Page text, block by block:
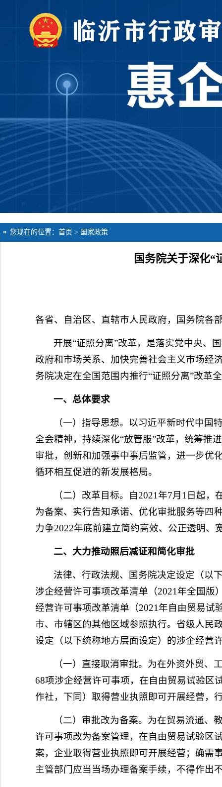
您现在的位置： 首页 > 国家政策
国务院关于深化“
各省、自治区、直辖市人民政府，国务院各
开展“证照分离”改革，是落实党中央、
政府和市场关系、加快完善社会主义市场经
务院决定在全国范围内推行“证照分离”改革
一、总体要求
（一）指导思想。以习近平新时代中
全会精神，持续深化“放管服”改革，统筹推
审批，创新和加强事中事后监管，进一步优
循环相互促进的新发展格局。
（二）改革目标。自2021年7月1日起
为备案、实行告知承诺、优化审批服务等四
力争2022年底前建立简约高效、公正透明
二、大力推动照后减证和简化审批
法律、行政法规、国务院决定设定（以
涉企经营许可事项改革清单（2021年全国
经营许可事项改革清单（2021年自由贸易试
市、市辖区的其他区域参照执行。省级人民
设定（以下统称地方层面设定）的涉企经营
（一）直接取消审批。为在外资外贸、
68项涉企经营许可事项，在自由贸易试验区
作社，下同）取得营业执照即可开展经营，
（二）审批改为备案。为在贸易流通
许可事项改为备案管理，在自由贸易试验区
案，企业取得营业执照即可开展经营；确需
主管部门应当当场办理备案手续，不得作出